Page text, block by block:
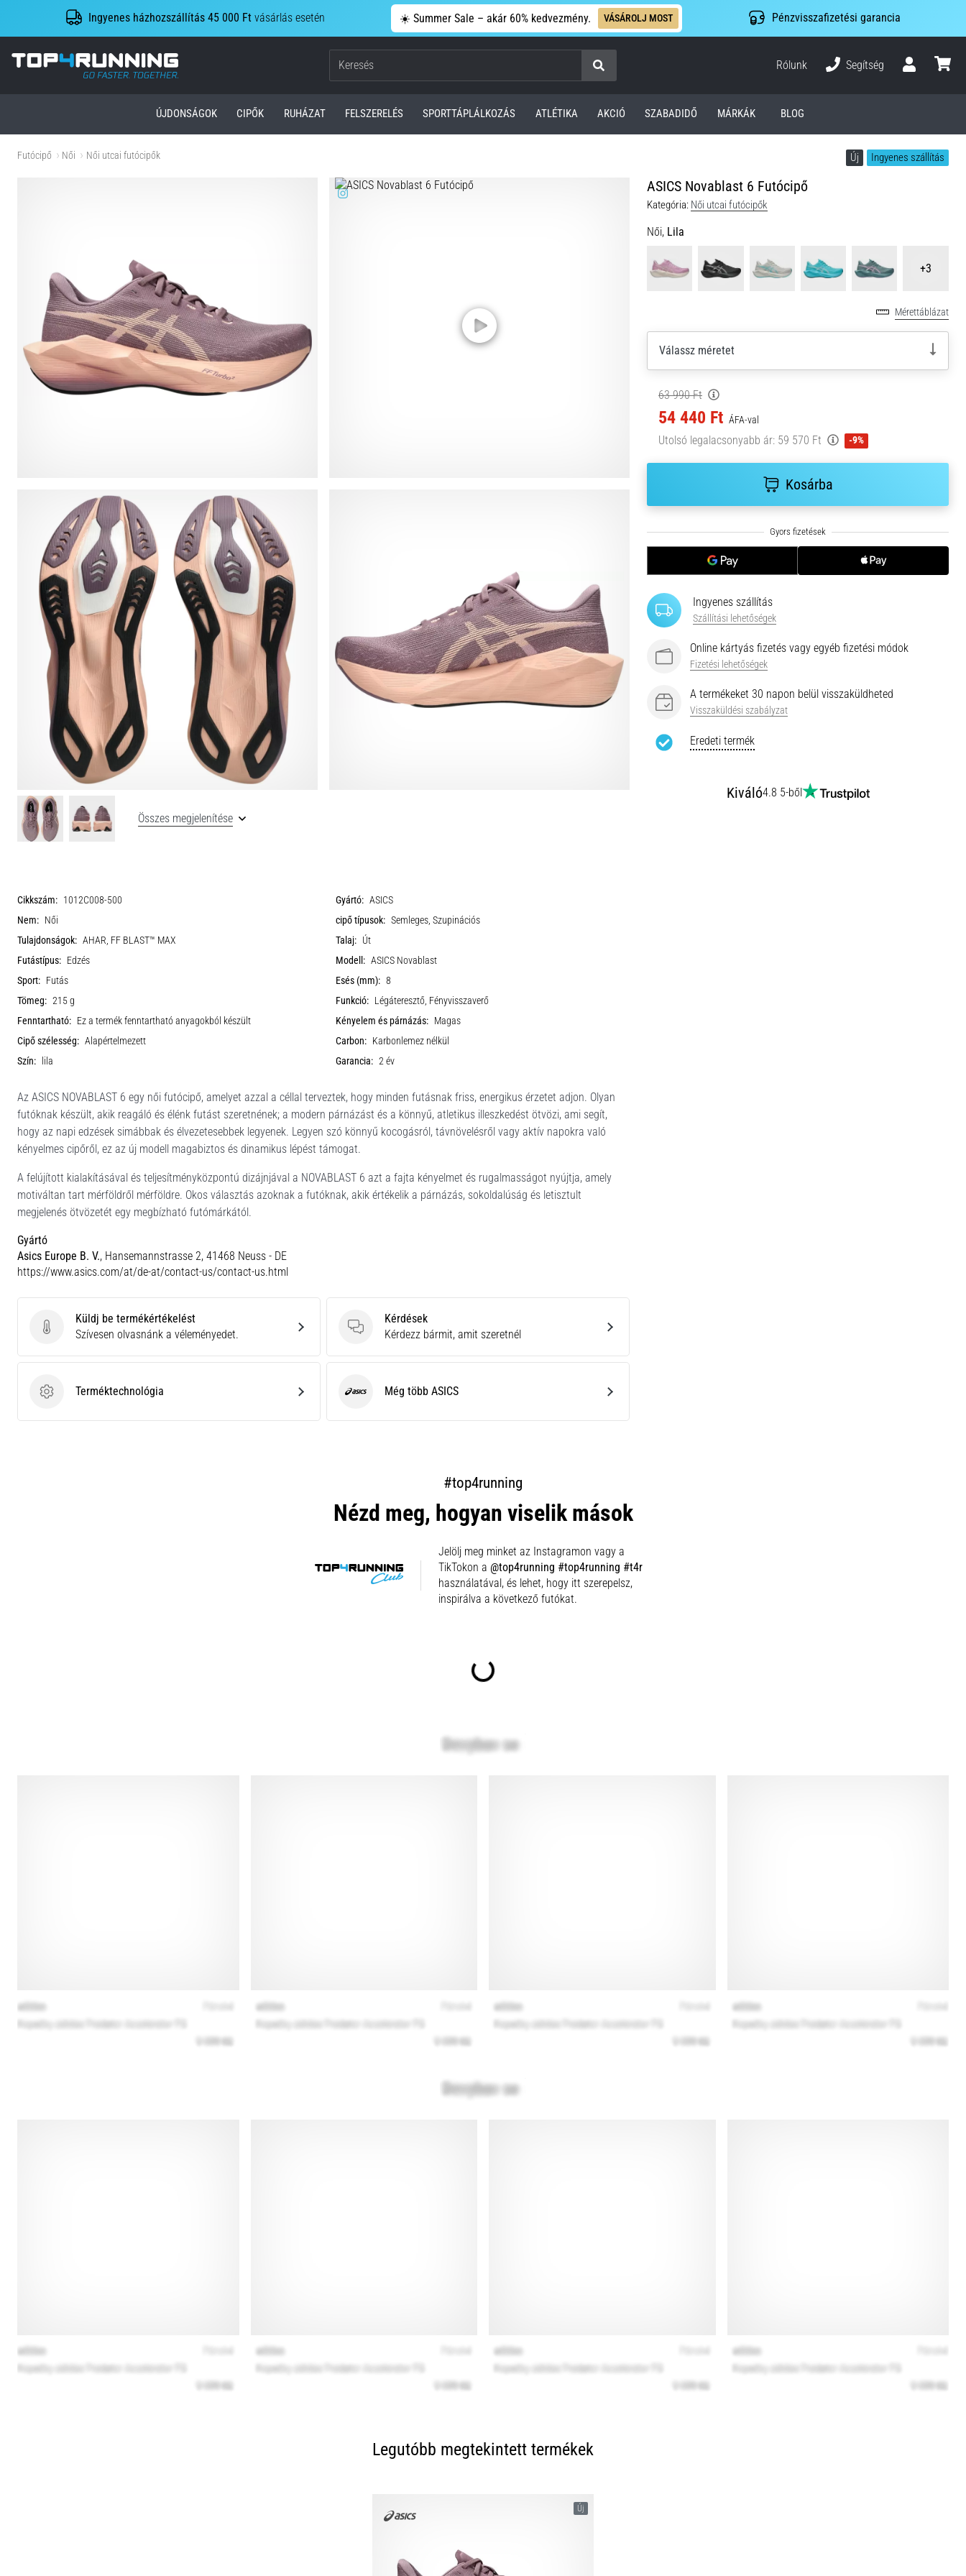
Ingyenes házhozszállítás 45 000 Ft vásárlás esetén ☀️ Summer Sale – akár 60% kedvezmény. VÁSÁROLJ MOST Pénzvisszafizetési garancia
Top4Running.hu
Keresés
Rólunk
Segítség
ÚJDONSÁGOK CIPŐK RUHÁZAT FELSZERELÉS SPORTTÁPLÁLKOZÁS ATLÉTIKA AKCIÓ SZABADIDŐ MÁRKÁK BLOG
Futócipő Női Női utcai futócipők Új Ingyenes szállítás
ASICS Novablast 6 Futócipő
Kategória: Női utcai futócipők
Női, Lila
+3
Mérettáblázat
Válassz méretet
63 990 Ft
54 440 Ft ÁFA-val
Utolsó legalacsonyabb ár: 59 570 Ft -9%
Kosárba
Ingyenes szállítás
Szállítási lehetőségek
Online kártyás fizetés vagy egyéb fizetési módok
Fizetési lehetőségek
A termékeket 30 napon belül visszaküldheted
Visszaküldési szabályzat
Eredeti termék
Kiváló4.8 5-ből
Összes megjelenítése
Cikkszám: 1012C008-500 Gyártó: ASICS
Nem: Női cipő típusok: Semleges, Szupinációs
Tulajdonságok: AHAR, FF BLAST™ MAX Talaj: Út
Futástípus: Edzés Modell: ASICS Novablast
Sport: Futás Esés (mm): 8
Tömeg: 215 g Funkció: Légáteresztő, Fényvisszaverő
Fenntartható: Ez a termék fenntartható anyagokból készült Kényelem és párnázás: Magas
Cipő szélesség: Alapértelmezett Carbon: Karbonlemez nélkül
Szín:
lila Garancia: 2 év
Az ASICS NOVABLAST 6 egy női futócipő, amelyet azzal a céllal terveztek, hogy minden futásnak friss, energikus érzetet adjon. Olyan
futóknak készült, akik reagáló és élénk futást szeretnének; a modern párnázást és a könnyű, atletikus illeszkedést ötvözi, ami segít,
hogy az napi edzések simábbak és élvezetesebbek legyenek. Legyen szó könnyű kocogásról, távnövelésről vagy aktív napokra való
kényelmes cipőről, ez az új modell magabiztos és dinamikus lépést támogat.
A felújított kialakításával és teljesítményközpontú dizájnjával a NOVABLAST 6 azt a fajta kényelmet és rugalmasságot nyújtja, amely
motiváltan tart mérföldről mérföldre. Okos választás azoknak a futóknak, akik értékelik a párnázás, sokoldalúság és letisztult
megjelenés ötvözetét egy megbízható futómárkától.
Gyártó
Asics Europe B. V., Hansemannstrasse 2, 41468 Neuss - DE
https://www.asics.com/at/de-at/contact-us/contact-us.html
Küldj be termékértékelést
Küldj be termékértékelést
Szívesen olvasnánk a véleményedet.
Kérdések
Kérdések
Kérdezz bármit, amit szeretnél
Terméktechnológia
Terméktechnológia ASICS Még több ASICS
#top4running
Nézd meg, hogyan viselik mások
Jelölj meg minket az Instagramon vagy a
TikTokon a @top4running #top4running #t4r
használatával, és lehet, hogy itt szerepelsz,
inspirálva a következő futókat.
Legutóbb megtekintett termékek
Új